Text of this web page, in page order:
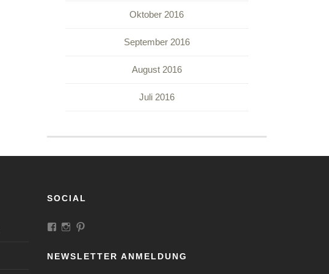
Oktober 2016
September 2016
August 2016
Juli 2016
SOCIAL
Profil
auf
Profil
auf
Profil
auf
NEWSLETTER ANMELDUNG